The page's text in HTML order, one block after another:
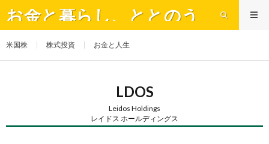
お金と暮らし、ととのう
米国株 株式投資 お金と人生
LDOS
Leidos Holdings
レイドス ホールディングス